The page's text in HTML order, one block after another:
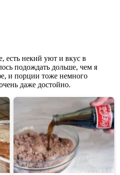
есть некий уют и вкус в
подождать дольше, чем я
и порции тоже немного
даже достойно.